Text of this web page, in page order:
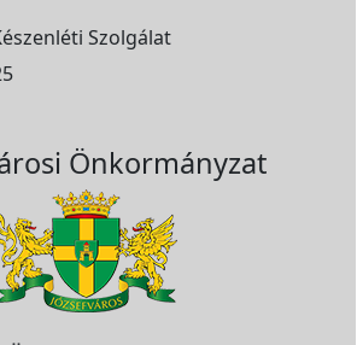
Szolgálat
Önkormányzat